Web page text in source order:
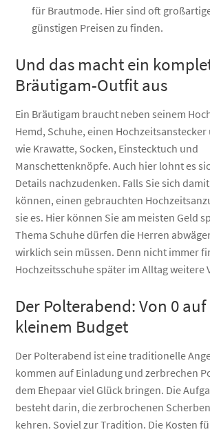
für Brautmode. Hier sind oft
günstigen Preisen zu finden.
Und das macht ein
Bräutigam-Outfit aus
Ein Bräutigam braucht neben seinem
Hemd, Schuhe, einen Hochzeitsanstecker
wie Krawatte, Socken, Einstecktuch und
Manschettenknöpfe. Auch hier lohnt es
Details nachzudenken. Falls Sie sich
können, einen gebrauchten
sie es. Hier können Sie am meisten Geld
Thema Schuhe dürfen die Herren
wirklich sein müssen. Denn nicht immer
Hochzeitsschuhe später im Alltag weitere
Der Polterabend: Von 0
kleinem Budget
Der Polterabend ist eine traditionelle
kommen auf Einladung und zerbrechen
dem Ehepaar viel Glück bringen. Die
besteht darin, die zerbrochenen
kehren. Soviel zur Tradition. Die Kosten